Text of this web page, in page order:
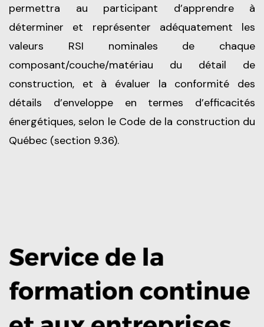
permettra au participant d’apprendre à
déterminer et représenter adéquatement les
valeurs RSI nominales de chaque
composant/couche/matériau du détail de
construction, et à évaluer la conformité des
détails d’enveloppe en termes d’efficacités
énergétiques, selon le Code de la construction du
Québec (section 9.36).